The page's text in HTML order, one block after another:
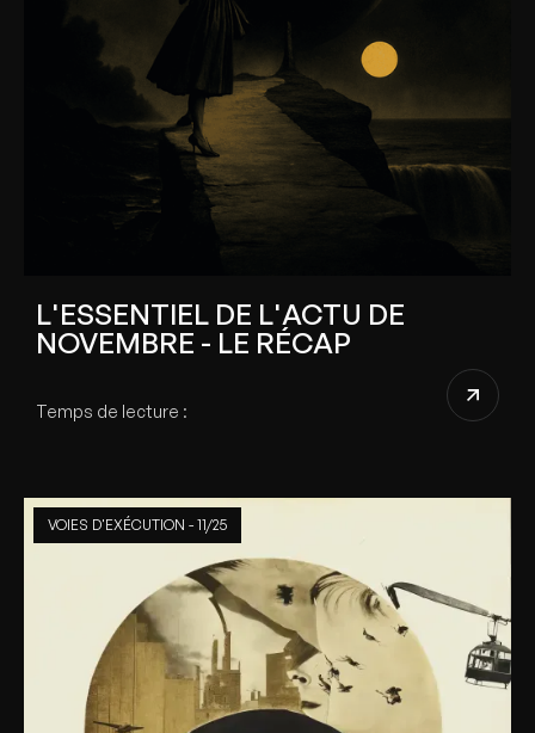
L'ESSENTIEL DE L'ACTU DE
NOVEMBRE - LE RÉCAP
Temps de lecture :
VOIES D'EXÉCUTION - 11/25